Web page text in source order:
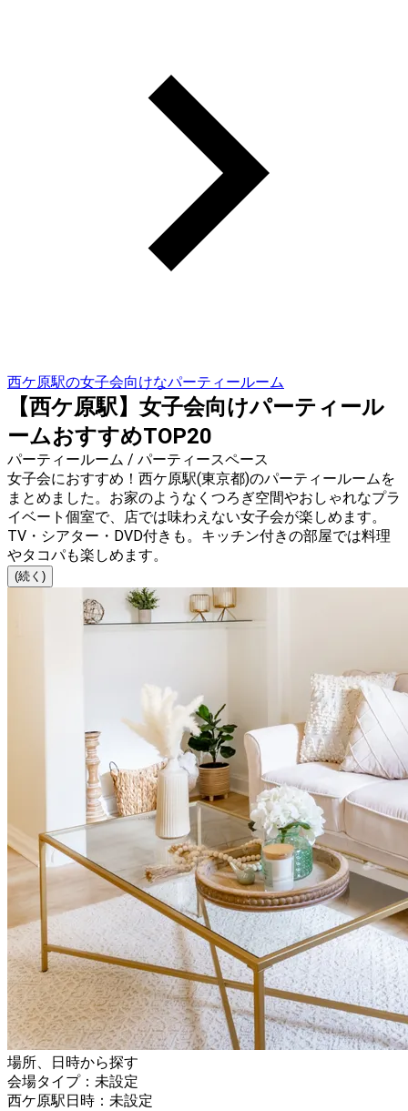
西ケ原駅の女子会向けなパーティールーム
【西ケ原駅】女子会向けパーティール
ームおすすめTOP20
パーティールーム / パーティースペース
女子会におすすめ！西ケ原駅(東京都)のパーティールームを
まとめました。お家のようなくつろぎ空間やおしゃれなプラ
イベート個室で、店では味わえない女子会が楽しめます。
TV・シアター・DVD付きも。キッチン付きの部屋では料理
やタコパも楽しめます。
(続く)
場所、日時から探す
会場タイプ：未設定
西ケ原駅日時：未設定